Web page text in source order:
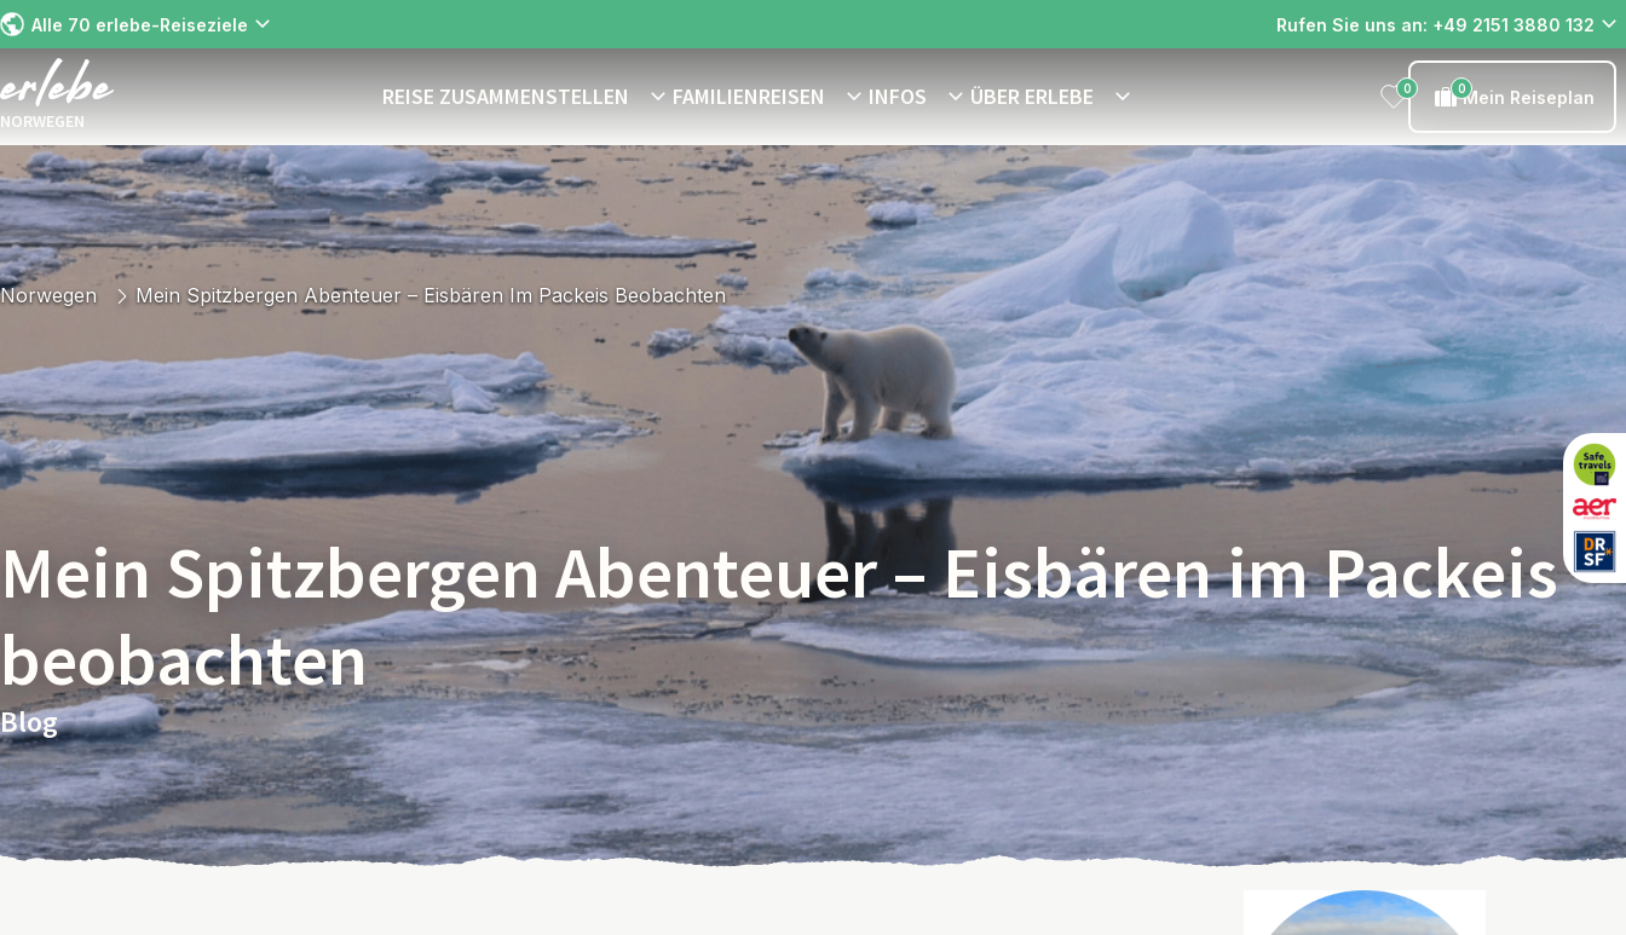
Alle 70 erlebe-Reiseziele Rufen Sie uns an: +49 2151 3880 132
NORWEGEN
REISE ZUSAMMENSTELLEN FAMILIENREISEN INFOS ÜBER ERLEBE 0 0Mein Reiseplan
Norwegen Mein Spitzbergen Abenteuer – Eisbären Im Packeis Beobachten
Mein Spitzbergen Abenteuer – Eisbären im Packeis
beobachten
Blog